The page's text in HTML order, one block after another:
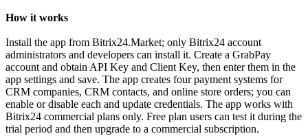
How it works
Install the app from Bitrix24.Market; only Bitrix24 account
administrators and developers can install it. Create a GrabPay
account and obtain API Key and Client Key, then enter them in the
app settings and save. The app creates four payment systems for
CRM companies, CRM contacts, and online store orders; you can
enable or disable each and update credentials. The app works with
Bitrix24 commercial plans only. Free plan users can test it during the
trial period and then upgrade to a commercial subscription.